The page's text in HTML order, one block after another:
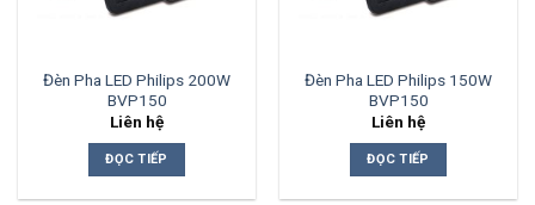
Đèn Pha LED Philips 200W
BVP150
Liên hệ
ĐỌC TIẾP
Đèn Pha LED Philips 150W
BVP150
Liên hệ
ĐỌC TIẾP